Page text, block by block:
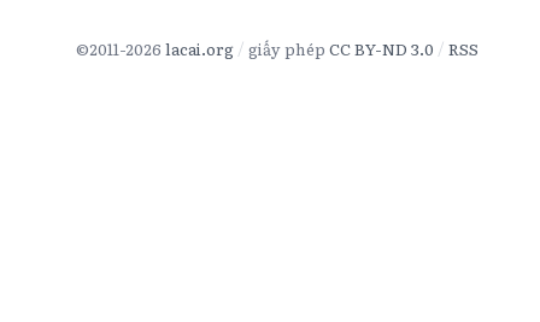
©2011-2026 lacai.org giấy phép CC BY-ND 3.0 RSS